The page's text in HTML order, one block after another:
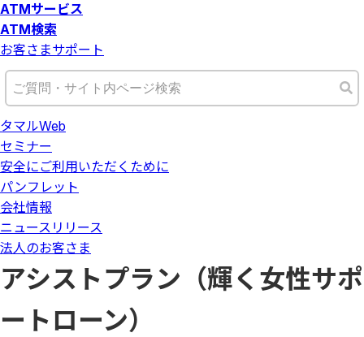
ATMサービス
ATM検索
お客さまサポート
タマルWeb
セミナー
安全にご利用いただくために
パンフレット
会社情報
ニュースリリース
法人のお客さま
アシストプラン（輝く女性サポ
ートローン）